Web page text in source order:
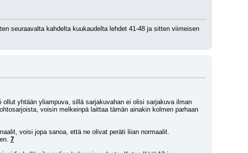
seuraavalta kahdelta kuukaudelta lehdet 41-48 ja sitten viimeisen
yhtään yliampuva, sillä sarjakuvahan ei olisi sarjakuva ilman
voisin melkeinpä laittaa tämän ainakin kolmen parhaan
voisi jopa sanoa, että ne olivat peräti liian normaalit.
7